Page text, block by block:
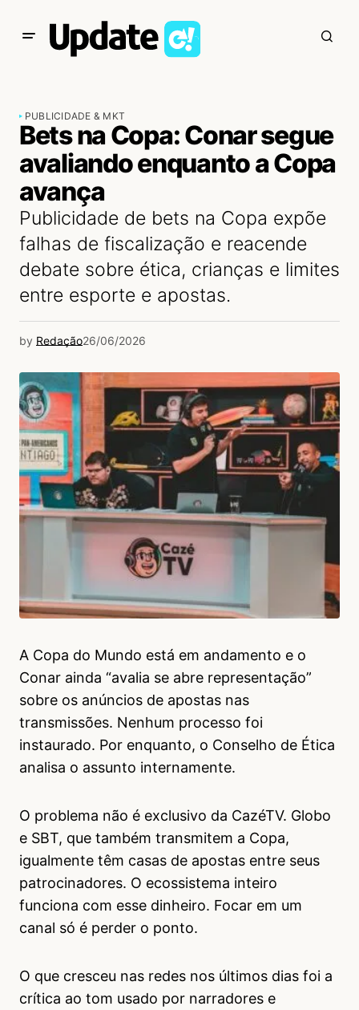
PUBLICIDADE & MKT
Bets na Copa: Conar segue
avaliando enquanto a Copa
avança
Publicidade de bets na Copa expõe
falhas de fiscalização e reacende
debate sobre ética, crianças e limites
entre esporte e apostas.
by Redação26/06/2026
A Copa do Mundo está em andamento e o
Conar ainda “avalia se abre representação”
sobre os anúncios de apostas nas
transmissões. Nenhum processo foi
instaurado. Por enquanto, o Conselho de Ética
analisa o assunto internamente.
O problema não é exclusivo da CazéTV. Globo
e SBT, que também transmitem a Copa,
igualmente têm casas de apostas entre seus
patrocinadores. O ecossistema inteiro
funciona com esse dinheiro. Focar em um
canal só é perder o ponto.
O que cresceu nas redes nos últimos dias foi a
crítica ao tom usado por narradores e